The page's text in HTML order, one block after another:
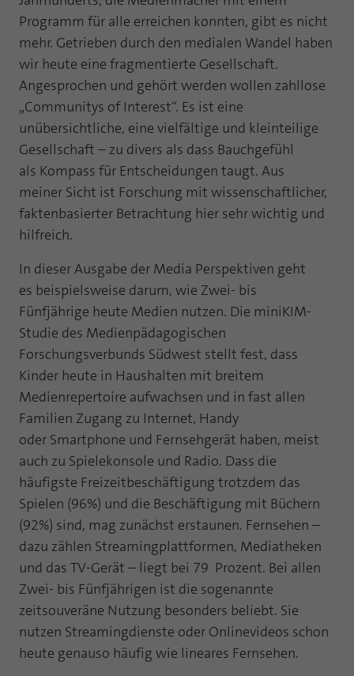
Programm für alle erreichen konnten, gibt es nicht
mehr. Getrieben durch den medialen Wandel haben
wir heute eine fragmentierte Gesellschaft.
Angesprochen und gehört werden wollen zahllose
„Communitys of Interest“. Es ist eine
unübersichtliche, eine vielfältige und kleinteilige
Gesellschaft – zu divers als dass Bauchgefühl
als Kompass für Entscheidungen taugt. Aus
meiner Sicht ist Forschung mit wissenschaftlicher,
faktenbasierter Betrachtung hier sehr wichtig und
hilfreich.
In dieser Ausgabe der Media Perspektiven geht
es beispielsweise darum, wie Zwei- bis
Fünfjährige heute Medien nutzen. Die miniKIM-
Studie des Medienpädagogischen
Forschungsverbunds Südwest stellt fest, dass
Kinder heute in Haushalten mit breitem
Medienrepertoire aufwachsen und in fast allen
Familien Zugang zu Internet, Handy
oder Smartphone und Fernsehgerät haben, meist
auch zu Spielekonsole und Radio. Dass die
häufigste Freizeitbeschäftigung trotzdem das
Spielen (96%) und die Beschäftigung mit Büchern
(92%) sind, mag zunächst erstaunen. Fernsehen –
dazu zählen Streamingplattformen, Mediatheken
und das TV-Gerät – liegt bei 79 Prozent. Bei allen
Zwei- bis Fünfjährigen ist die sogenannte
zeitsouveräne Nutzung besonders beliebt. Sie
nutzen Streamingdienste oder Onlinevideos schon
heute genauso häufig wie lineares Fernsehen.
Name fe_typo_user
Anbieter TYPO3
Laufzeit Session
Zweck
Dieses Cookie ist ein Standard-Session-
Cookie von TYPO3. Es speichert im Falle
eines Benutzer-Logins die Session ID
mithilfe derer der eingeloggte User
wiedererkannt wird, um ihm Zugang zu
geschützten Bereichen zu gewähren.
Name PHPSESSID
Anbieter php
Ende der Sitzung
Zweck PHPs Standard Sitzungs Identifikation
Cookie-Informationen anzeigen
Statistik und Performance mit AT INTERNET
CROSS-DEVICE ANALYTICS LÖSUNG
Name atidvisitor
Anbieter AT INTERNET
Laufzeit 1 Jahr
Zweck
Name
Anbieter AT INTERNET
Laufzeit 1 Jahr
Zweck
Cookie von AT INTERNET zur Steuerung der
erweiterten Script- und Ereignisbehandlung
Cookie-Informationen anzeigen